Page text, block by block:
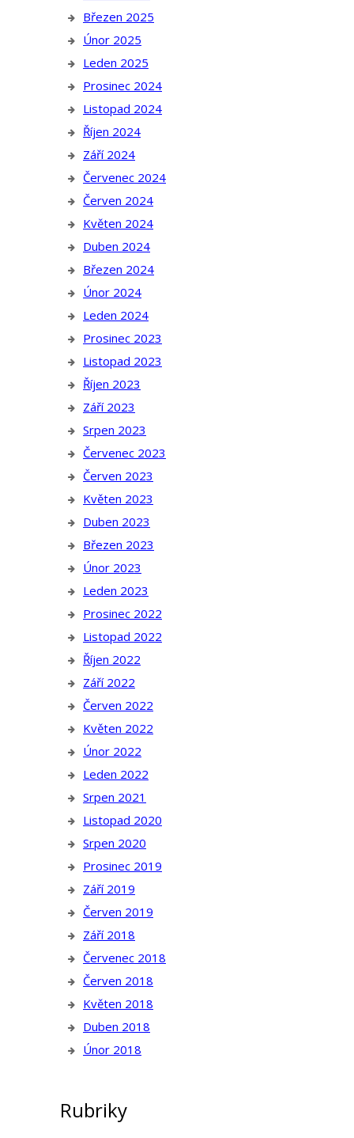
Březen 2025
Únor 2025
Leden 2025
Prosinec 2024
Listopad 2024
Říjen 2024
Září 2024
Červenec 2024
Červen 2024
Květen 2024
Duben 2024
Březen 2024
Únor 2024
Leden 2024
Prosinec 2023
Listopad 2023
Říjen 2023
Září 2023
Srpen 2023
Červenec 2023
Červen 2023
Květen 2023
Duben 2023
Březen 2023
Únor 2023
Leden 2023
Prosinec 2022
Listopad 2022
Říjen 2022
Září 2022
Červen 2022
Květen 2022
Únor 2022
Leden 2022
Srpen 2021
Listopad 2020
Srpen 2020
Prosinec 2019
Září 2019
Červen 2019
Září 2018
Červenec 2018
Červen 2018
Květen 2018
Duben 2018
Únor 2018
Rubriky